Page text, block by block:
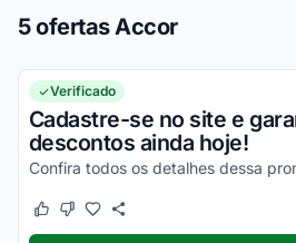
5 ofertas Accor
Verificado
Cadastre-se no site e
descontos ainda hoje!
Este cupom funcionou
Este cupom não funcionou